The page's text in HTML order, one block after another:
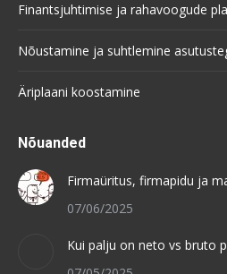
Finantsjuhtimise ja rahavoogude
Nõustamine ja suhtlemine
Äriplaani koostamine
Nõuanded
Firmaüritus, firmapidu ja
07/06/2025
Kui palju on neto vs bruto